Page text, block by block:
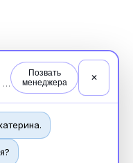
Отвечу и позову менеджера при необходимости
Позвать
менеджера
✕